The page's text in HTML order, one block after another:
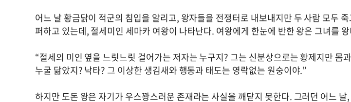
어느 날 황금닭이 적군의 침입을 알리고, 왕자들을 전쟁터로 내보내지만 두 사람 모두
퍼하고 있는데, 절세미인 세마카 여왕이 나타난다. 여왕에게 한눈에 반한 왕은 그녀를
“절세의 미인 옆을 느릿느릿 걸어가는 저자는 누구지? 그는 신분상으로는 황제지만 몸
누굴 닮았지? 낙타? 그 이상한 생김새와 행동과 태도는 영락없는 원숭이야.”
하지만 도돈 왕은 자기가 우스꽝스러운 존재라는 사실을 깨닫지 못한다. 그러던 어느 날